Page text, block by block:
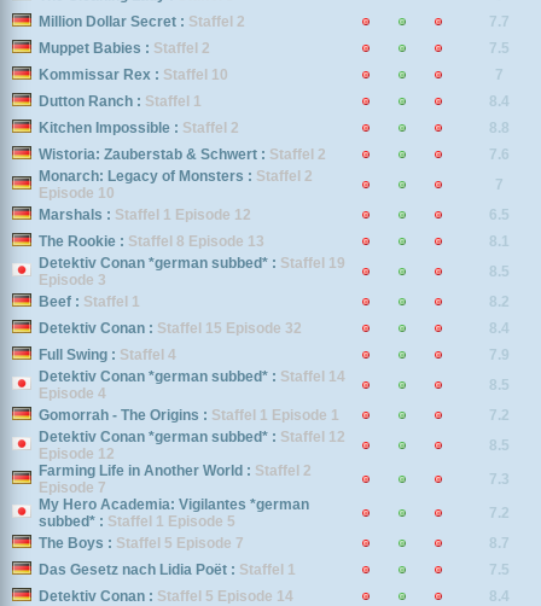
Million Dollar Secret : Staffel 2
7.7
Muppet Babies : Staffel 2
7.5
Kommissar Rex : Staffel 10
7
Dutton Ranch : Staffel 1
8.4
Kitchen Impossible : Staffel 2
8.8
Wistoria: Zauberstab & Schwert : Staffel 2
7.6
Monarch: Legacy of Monsters : Staffel 2
Episode 10
7
Marshals : Staffel 1 Episode 12
6.5
The Rookie : Staffel 8 Episode 13
8.1
Detektiv Conan *german subbed* : Staffel 19
Episode 3
8.5
Beef : Staffel 1
8.2
Detektiv Conan : Staffel 15 Episode 32
8.4
Full Swing : Staffel 4
7.9
Detektiv Conan *german subbed* : Staffel 14
Episode 4
8.5
Gomorrah - The Origins : Staffel 1 Episode 1
7.2
Detektiv Conan *german subbed* : Staffel 12
Episode 12
8.5
Farming Life in Another World : Staffel 2
Episode 7
7.3
My Hero Academia: Vigilantes *german
subbed* : Staffel 1 Episode 5
7.2
The Boys : Staffel 5 Episode 7
8.7
Das Gesetz nach Lidia Poët : Staffel 1
7.5
Detektiv Conan : Staffel 5 Episode 14
8.4